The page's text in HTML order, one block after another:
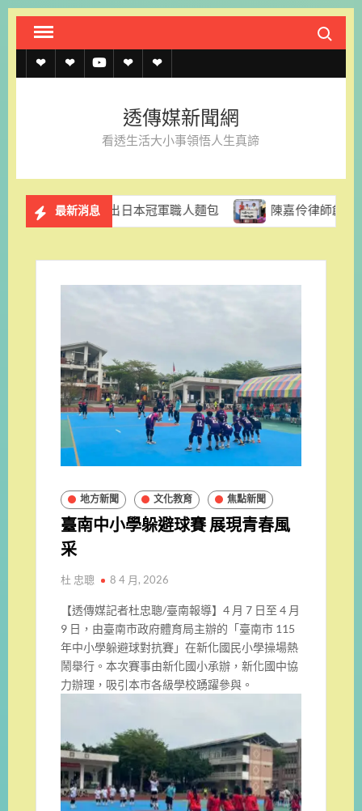
Skip
content
Search
透
約
透
上
記
透 聯
我
官
LINE
透傳媒新聞網
看透生活大小事領悟人生真諦
最新消息
出日本冠軍職人麵包 陳嘉伶律師創立易勝法律事務所
地方新聞 文化教育 焦點新聞
臺南中小學躲避球賽 展現青春風
采
杜 忠聰 8 4 月, 2026
【透傳媒記者杜忠聰/臺南報導】4 月 7 日至 4 月
9 日，由臺南市政府體育局主辦的「臺南市 115
年中小學躲避球對抗賽」在新化國民小學操場熱
鬧舉行。本次賽事由新化國小承辦，新化國中協
力辦理，吸引本市各級學校踴躍參與。